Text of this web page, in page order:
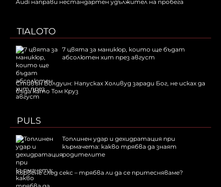
Audi направи нестандартен удължител на пробега
TIALOTO
7 цвята за маникюр, които ще бъдат
абсолютен хит през август
Стивън Болдуин: Напусках Холивуд заради Бог, не исках да
бъда като Том Круз
PULS
Топлинен удар и дехидратация при
кърмачета: какво трябва да знаят
родителите
Кървене след секс – трябва ли да се притесняваме?